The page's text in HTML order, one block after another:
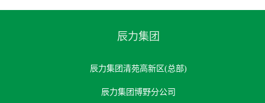
辰力集团
辰力集团清苑高新区(总部)
辰力集团博野分公司